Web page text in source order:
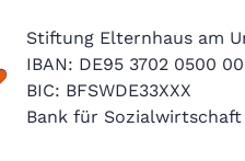
Stiftung Elternhaus am
IBAN: DE95 3702 0500
BIC: BFSWDE33XXX
Bank für Sozialwirtschaft